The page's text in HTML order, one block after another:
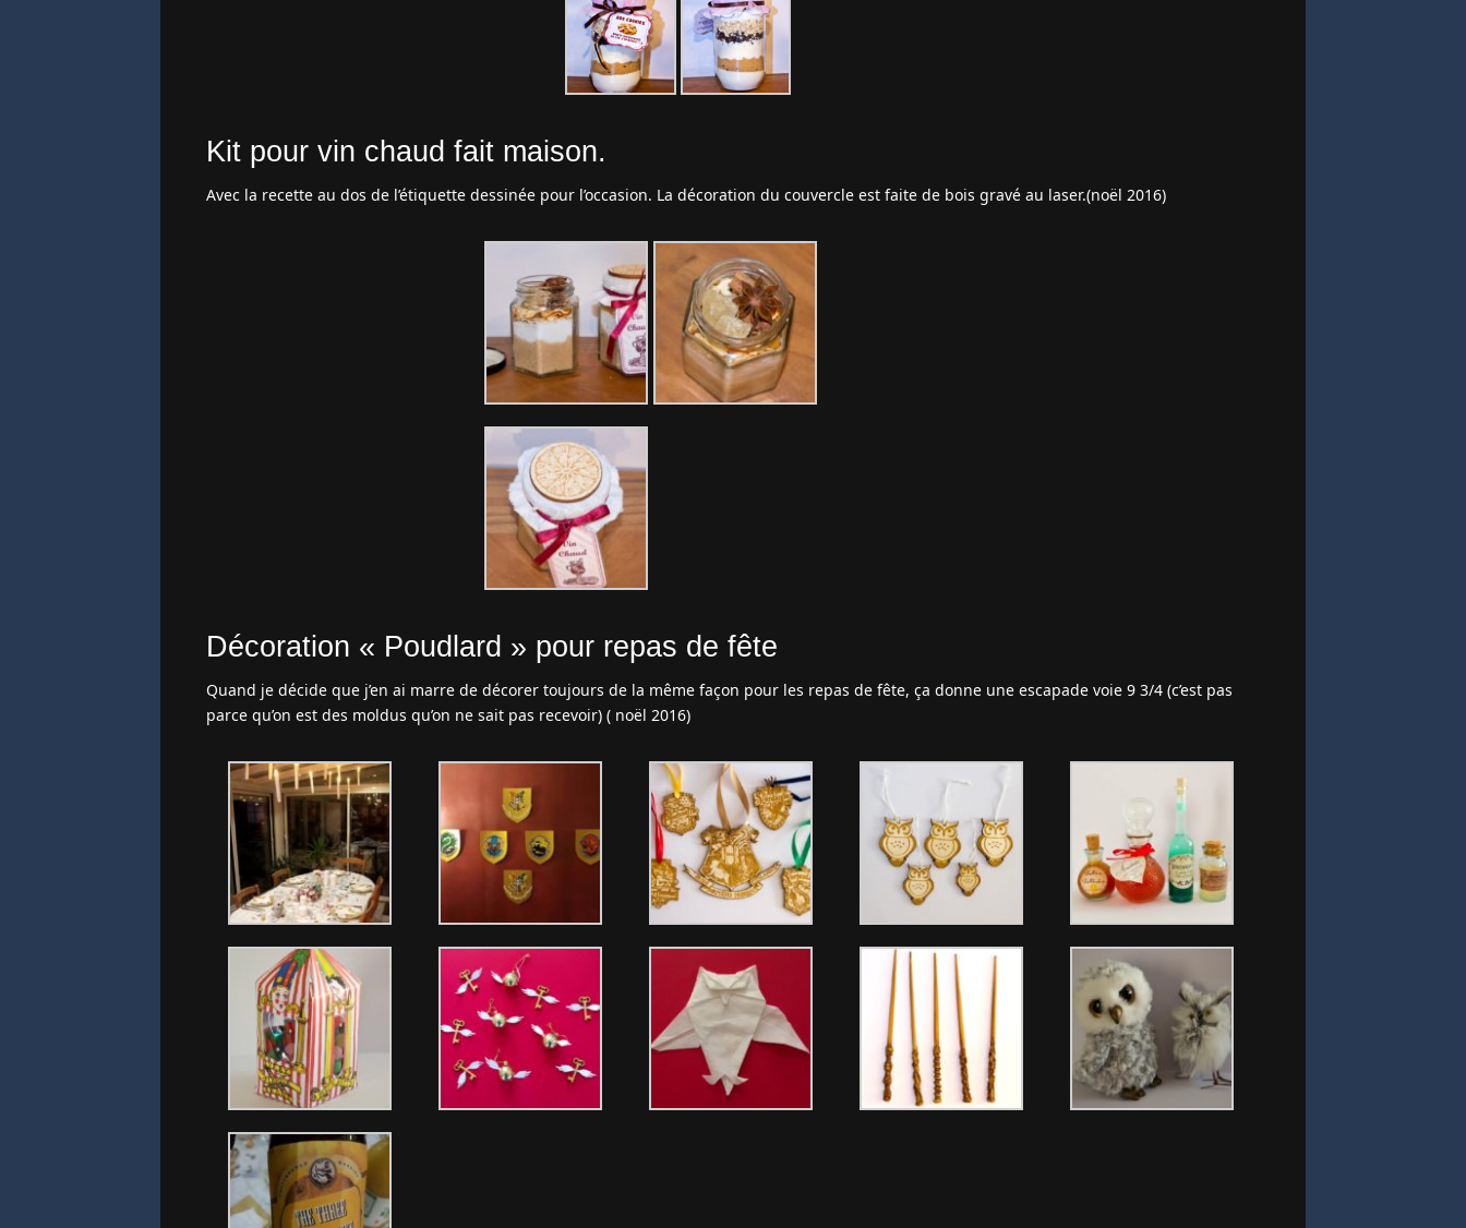
Kit pour vin chaud fait maison.
Avec la recette au dos de l’étiquette dessinée pour l’occasion. La décoration du couvercle est faite de bois gravé au laser.(noël 2016)
Décoration « Poudlard » pour repas de fête
Quand je décide que j’en ai marre de décorer toujours de la même façon pour les repas de fête, ça donne une escapade voie 9 3/4 (c’est pas
parce qu’on est des moldus qu’on ne sait pas recevoir) ( noël 2016)